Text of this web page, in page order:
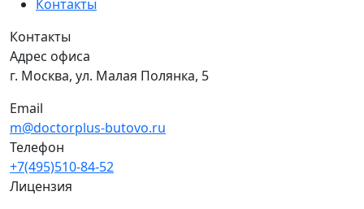
Контакты
Контакты
Адрес офиса
г. Москва, ул. Малая Полянка, 5
Email
m@doctorplus-butovo.ru
Телефон
+7(495)510-84-52
Лицензия